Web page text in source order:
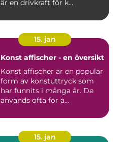
är en drivkraft för k...
15. jan
Konst affischer - en översikt
Konst affischer är en populär
form av konstuttryck som
har funnits i många år. De
används ofta för a...
15. jan